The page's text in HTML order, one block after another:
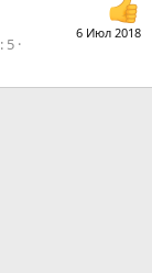
6 Июл 2018
5